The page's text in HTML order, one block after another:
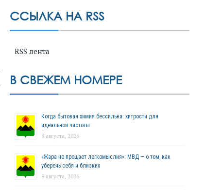
ССЫЛКА НА RSS
RSS лента
В СВЕЖЕМ НОМЕРЕ
Когда бытовая химия бессильна: хитрости для
идеальной чистоты
8 августа, 2026
«Жара не прощает легкомыслия»: МВД — о том, как
уберечь себя и близких
8 августа, 2026